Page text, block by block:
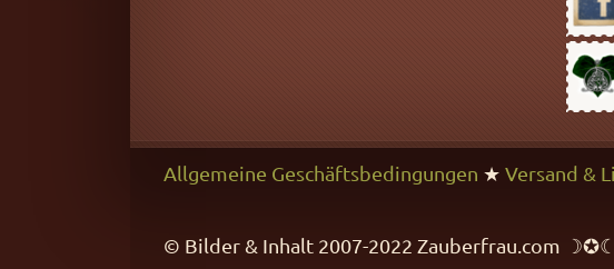
Allgemeine Geschäftsbedingungen ★ Versand &
© Bilder & Inhalt 2007-2022 Zauberfrau.com ☽✪☾